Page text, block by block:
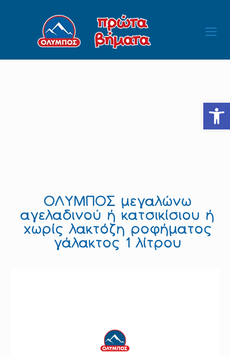
ΟΛΥΜΠΟΣ μεγαλώνω
αγελαδινού ή κατσικίσιου ή
χωρίς λακτόζη ροφήματος
γάλακτος 1 λίτρου